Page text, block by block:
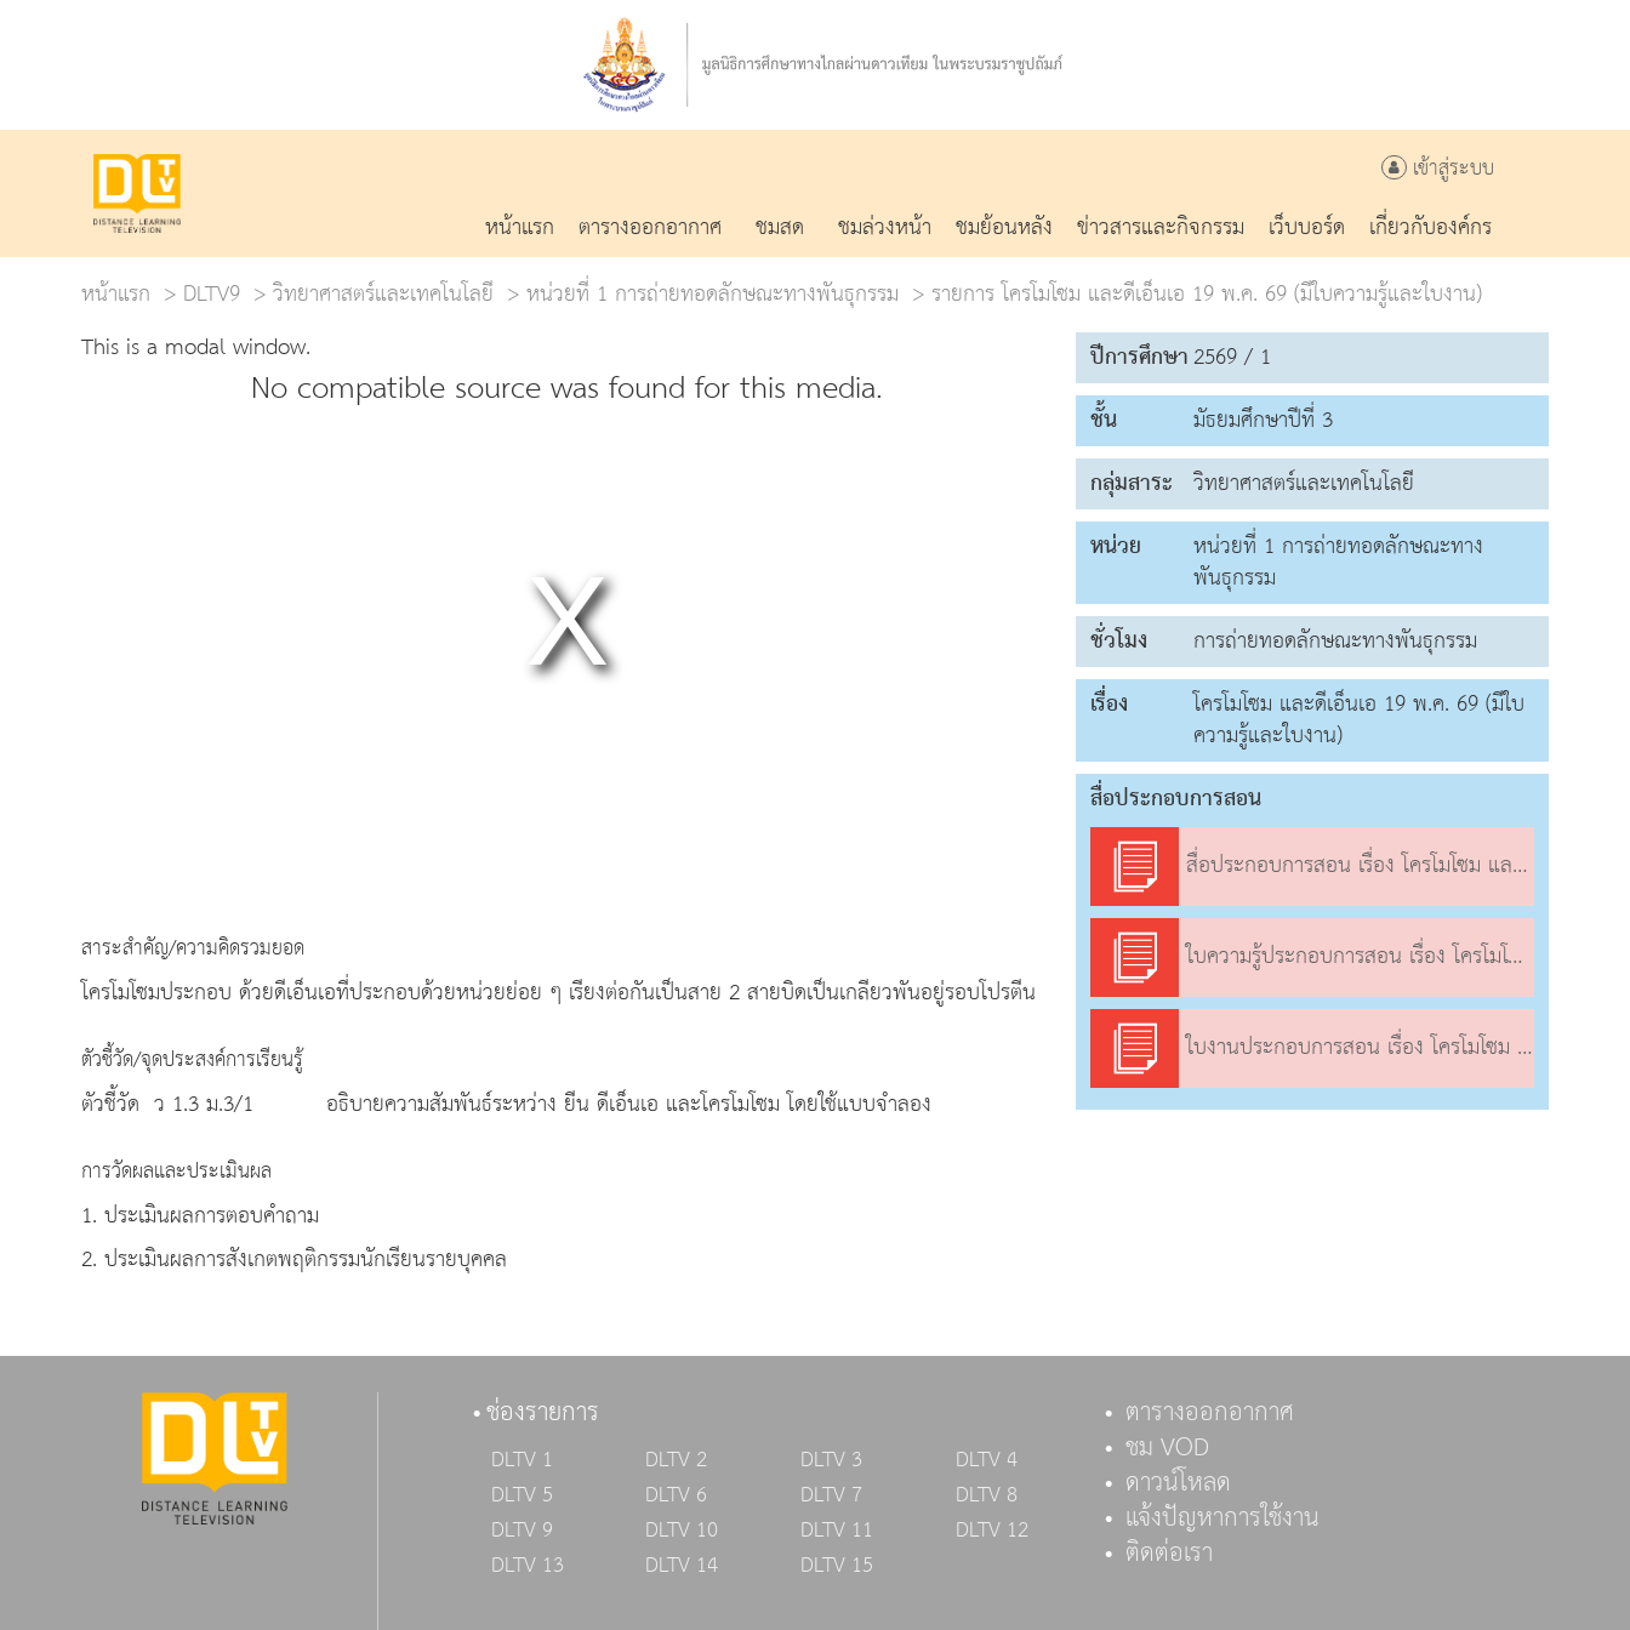
เข้าสู่ระบบ
หน้าแรก ตารางออกอากาศ ชมสด ชมล่วงหน้า ชมย้อนหลัง ข่าวสารและกิจกรรม เว็บบอร์ด
เกี่ยวกับองค์กร
หน้าแรก
DLTV9 วิทยาศาสตร์และเทคโนโลยี หน่วยที่ 1 การถ่ายทอดลักษณะทางพันธุกรรม
รายการ โครโมโซม และดีเอ็นเอ 19 พ.ค. 69 (มีใบความรู้และใบงาน)
This is a modal window.
No compatible source was found for this media.
สาระสำคัญ/ความคิดรวมยอด
โครโมโซมประกอบ ด้วยดีเอ็นเอที่ประกอบด้วยหน่วยย่อย ๆ เรียงต่อกันเป็นสาย 2 สายบิดเป็นเกลียวพันอยู่รอบโปรตีน
ตัวชี้วัด/จุดประสงค์การเรียนรู้
ตัวชี้วัด ว 1.3 ม.3/1 อธิบายความสัมพันธ์ระหว่าง ยีน ดีเอ็นเอ และโครโมโซม โดยใช้แบบจำลอง
การวัดผลและประเมินผล
1. ประเมินผลการตอบคำถาม
2. ประเมินผลการสังเกตพฤติกรรมนักเรียนรายบุคคล
ปีการศึกษา2569 / 1
ชั้น
มัธยมศึกษาปีที่ 3
กลุ่มสาระ วิทยาศาสตร์และเทคโนโลยี
หน่วย
หน่วยที่ 1 การถ่ายทอดลักษณะทาง
พันธุกรรม
ชั่วโมง
การถ่ายทอดลักษณะทางพันธุกรรม
เรื่อง
โครโมโซม และดีเอ็นเอ 19 พ.ค. 69 (มีใบ
ความรู้และใบงาน)
สื่อประกอบการสอน
สื่อประกอบการสอน เรื่อง โครโมโซม และดีเอ็นเอ
ใบความรู้ประกอบการสอน เรื่อง โครโมโซม และดีเอ็นเอ
ใบงานประกอบการสอน เรื่อง โครโมโซม และดีเอ็นเอ
ช่องรายการ
DLTV 1 DLTV 2 DLTV 3
DLTV 4
DLTV 5
DLTV 6 DLTV 7
DLTV 8
DLTV 9
DLTV 10 DLTV 11
DLTV 12
DLTV 13
DLTV 14 DLTV 15
ตารางออกอากาศ
ชม VOD
ดาวน์โหลด
แจ้งปัญหาการใช้งาน
ติดต่อเรา